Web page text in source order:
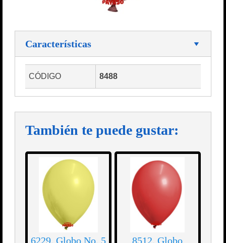
Características
CÓDIGO 8488
También te puede gustar:
6229. Globo No. 5
8512. Globo